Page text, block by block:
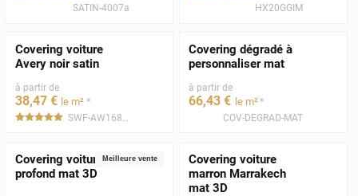
SATIN-4007a HX20GGIM
Covering voiture
Avery noir satin
à partir de
38,47 € le m² *
***** SWF-AW1680001
Covering dégradé à
personnaliser mat
à partir de
66,43 € le m²*
COV-DEGRAD-MAT
Meilleure vente
Covering voiture noir
profond mat 3D
Covering voiture
marron Marrakech
mat 3D